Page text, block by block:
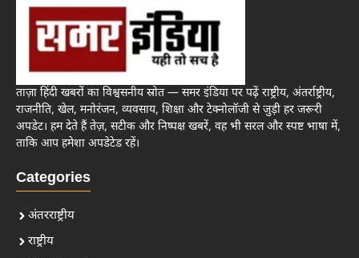
ताज़ा हिंदी खबरों का विश्वसनीय स्रोत — समर इंडिया पर पढ़ें राष्ट्रीय, अंतर्राष्ट्रीय,
राजनीति, खेल, मनोरंजन, व्यवसाय, शिक्षा और टेक्नोलॉजी से जुड़ी हर जरूरी
अपडेट। हम देते हैं तेज़, सटीक और निष्पक्ष खबरें, वह भी सरल और स्पष्ट भाषा में,
ताकि आप हमेशा अपडेटेड रहें।
Categories
अंतरराष्ट्रीय
राष्ट्रीय